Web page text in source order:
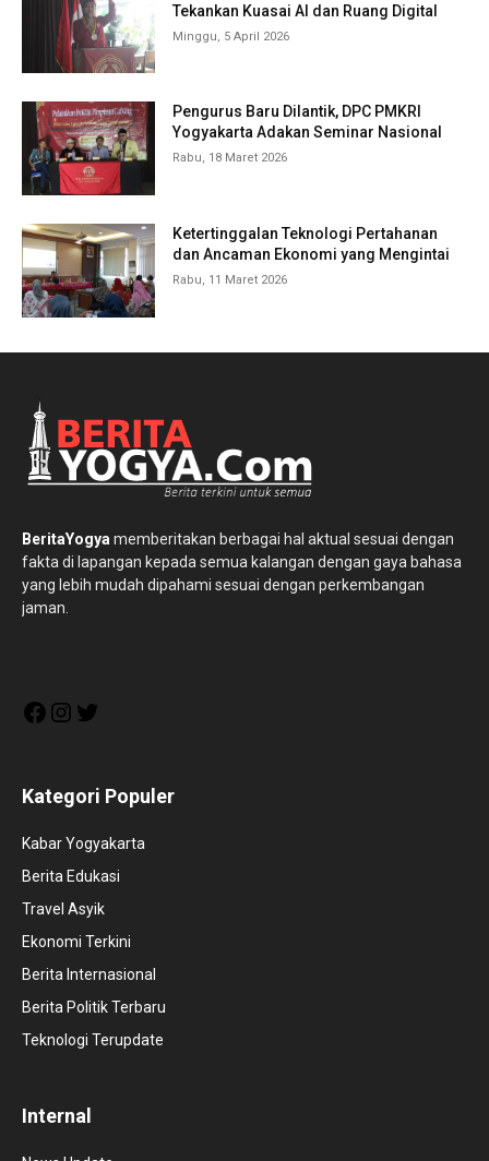
Tekankan Kuasai AI dan Ruang Digital
Minggu, 5 April 2026
Pengurus Baru Dilantik, DPC PMKRI
Yogyakarta Adakan Seminar Nasional
Rabu, 18 Maret 2026
Ketertinggalan Teknologi Pertahanan
dan Ancaman Ekonomi yang Mengintai
Rabu, 11 Maret 2026
BeritaYogya memberitakan berbagai hal aktual sesuai dengan
fakta di lapangan kepada semua kalangan dengan gaya bahasa
yang lebih mudah dipahami sesuai dengan perkembangan
jaman.
FacebookInstagram
Kategori Populer
Kabar Yogyakarta
Berita Edukasi
Travel Asyik
Ekonomi Terkini
Berita Internasional
Berita Politik Terbaru
Teknologi Terupdate
Internal